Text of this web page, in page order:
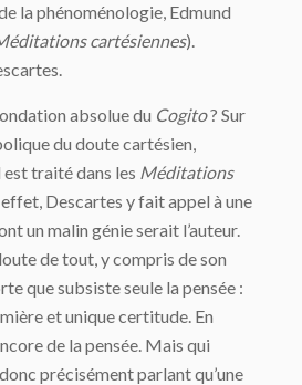
la phénoménologie, Edmund
cartésiennes).
absolue du Cogito? Sur
du doute cartésien,
traité dans les Méditations
effet, Descartes y fait appel à une
un malin génie serait l’auteur.
de tout, y compris de son
que subsiste seule la pensée :
et unique certitude. En
de la pensée. Mais qui
précisément parlant qu’une